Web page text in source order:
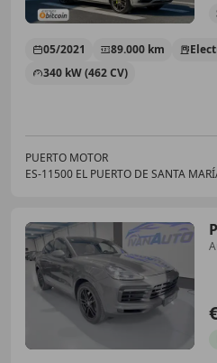
05/2021 89.000 km
340 kW (462 CV)
PUERTO MOTOR
ES-11500 EL PUERTO DE SANTA